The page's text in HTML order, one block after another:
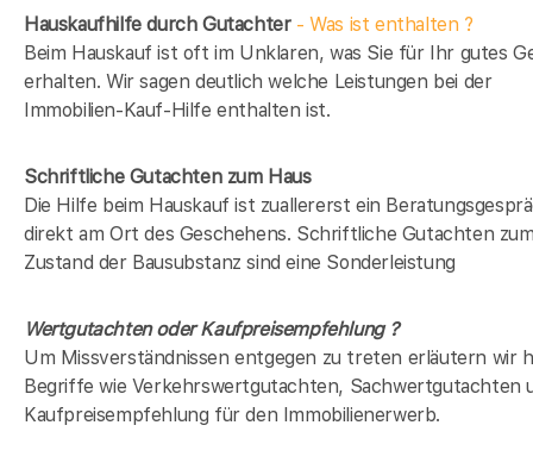
Hauskaufhilfe durch Gutachter- Was ist enthalten ?
Beim Hauskauf ist oft im Unklaren, was Sie für Ihr gutes
erhalten. Wir sagen deutlich welche Leistungen bei der
Immobilien-Kauf-Hilfe enthalten ist.
Schriftliche Gutachten zum Haus
Die Hilfe beim Hauskauf ist zuallererst ein
direkt am Ort des Geschehens. Schriftliche Gutachten
Zustand der Bausubstanz sind eine Sonderleistung
Wertgutachten oder Kaufpreisempfehlung ?
Um Missverständnissen entgegen zu treten erläutern wir
Begriffe wie Verkehrswertgutachten, Sachwertgutachten
Kaufpreisempfehlung für den Immobilienerwerb.